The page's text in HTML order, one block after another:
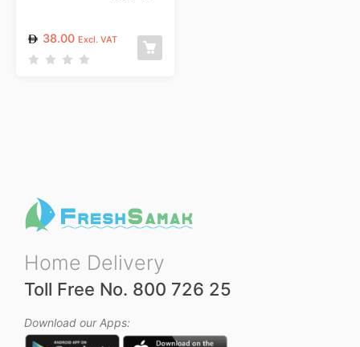
38.00 Excl. VAT
Home Delivery
Toll Free No. 800 726 25
Download our Apps: